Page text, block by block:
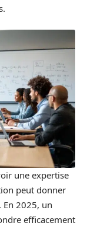
une expertise
peut donner
2025, un
efficacement